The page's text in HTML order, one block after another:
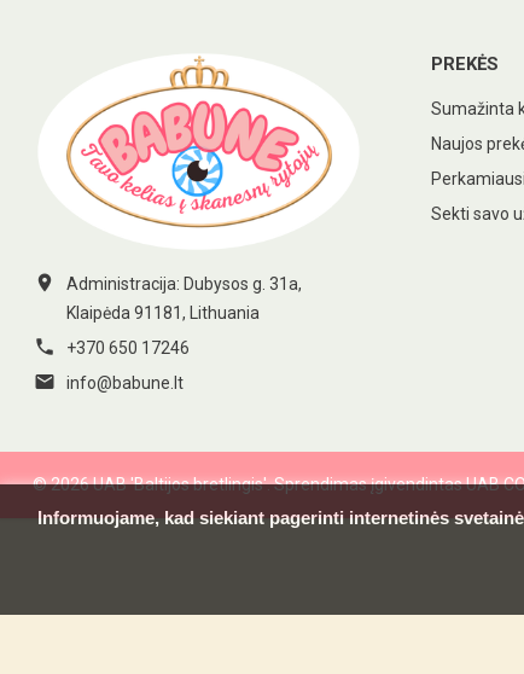

Administracija: Dubysos g. 31a,
Klaipėda 91181, Lithuania
 +370 650 17246
 info@babune.lt
PREKĖS
Sumažinta
Naujos
Sekti savo
Informuojame, kad siekiant pagerinti internetinės
© 2026 UAB 'Baltijos bretlingis'. Sprendimas įgivendintas UAB